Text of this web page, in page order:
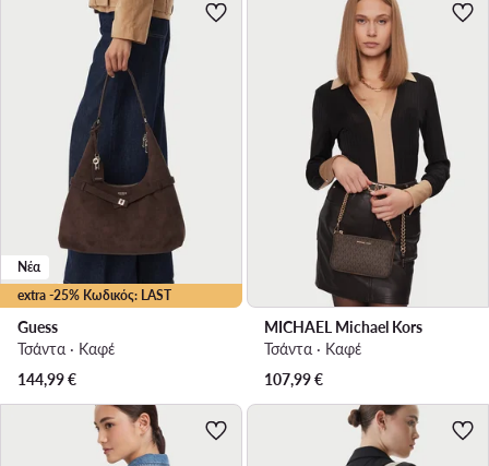
extra -25% Κωδικός: LAST
Νέα
Guess
Τσάντα · Καφέ
144,99€
MICHAEL Michael Kors
Τσάντα · Καφέ
107,99€